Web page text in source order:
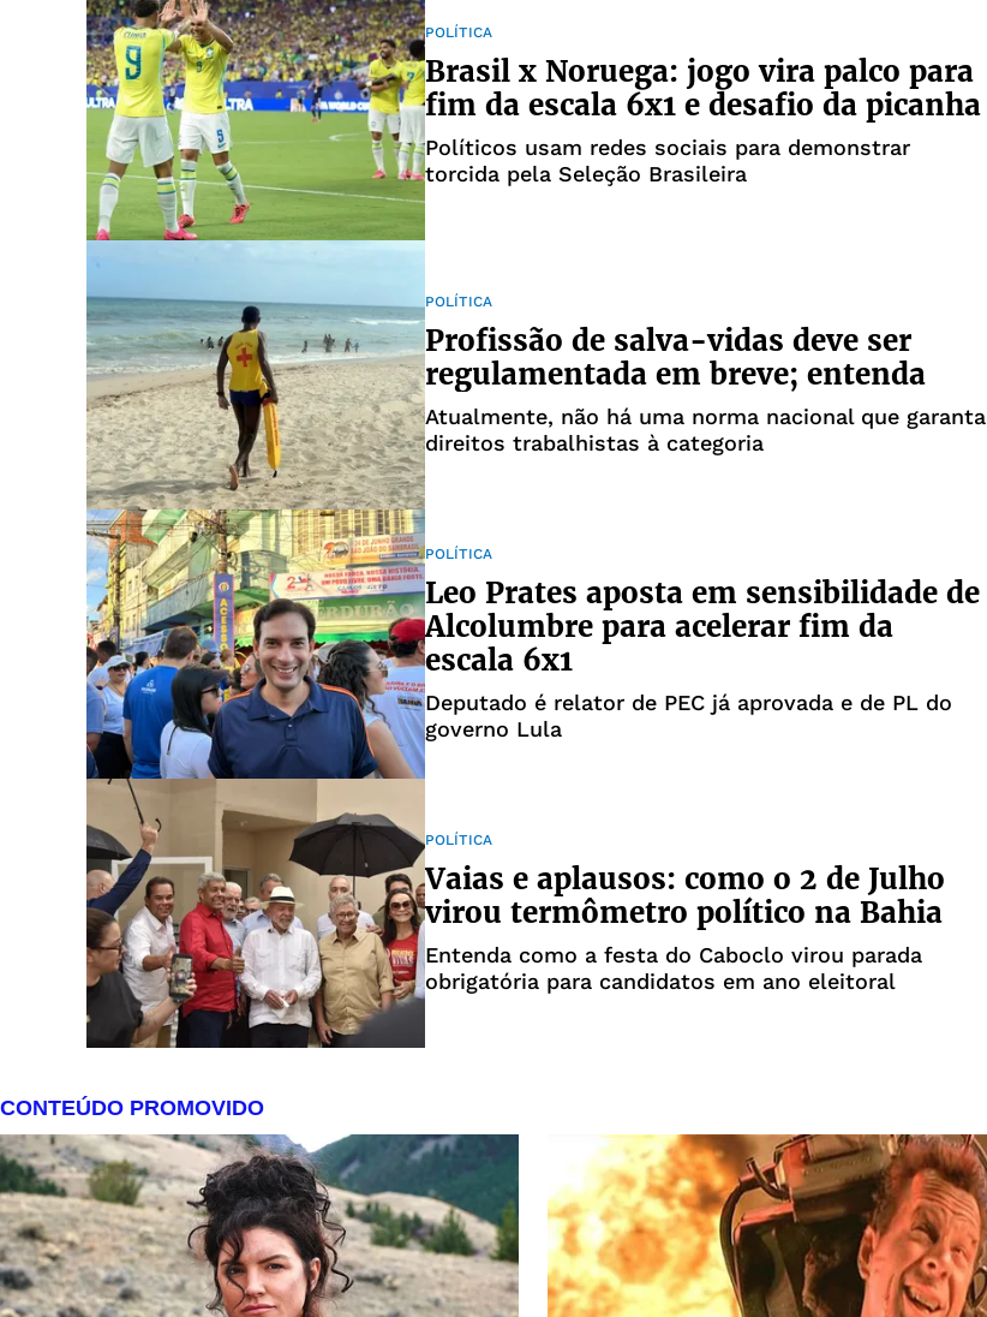
POLÍTICA
Brasil x Noruega: jogo vira palco para
fim da escala 6x1 e desafio da picanha
Políticos usam redes sociais para demonstrar
torcida pela Seleção Brasileira
POLÍTICA
Profissão de salva-vidas deve ser
regulamentada em breve; entenda
Atualmente, não há uma norma nacional que garanta
direitos trabalhistas à categoria
POLÍTICA
Leo Prates aposta em sensibilidade de
Alcolumbre para acelerar fim da
escala 6x1
Deputado é relator de PEC já aprovada e de PL do
governo Lula
POLÍTICA
Vaias e aplausos: como o 2 de Julho
virou termômetro político na Bahia
Entenda como a festa do Caboclo virou parada
obrigatória para candidatos em ano eleitoral